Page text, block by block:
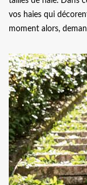
vos haies qui
moment alors,